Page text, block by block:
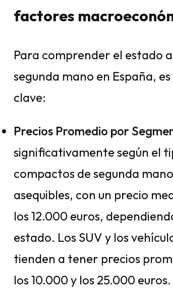
factores
Para comprender el estado
segunda mano en España,
clave:
Precios Promedio por
significativamente según el
compactos de segunda
asequibles, con un precio
los 12.000 euros,
estado. Los SUV y los
tienden a tener precios
los 10.000 y los 25.000